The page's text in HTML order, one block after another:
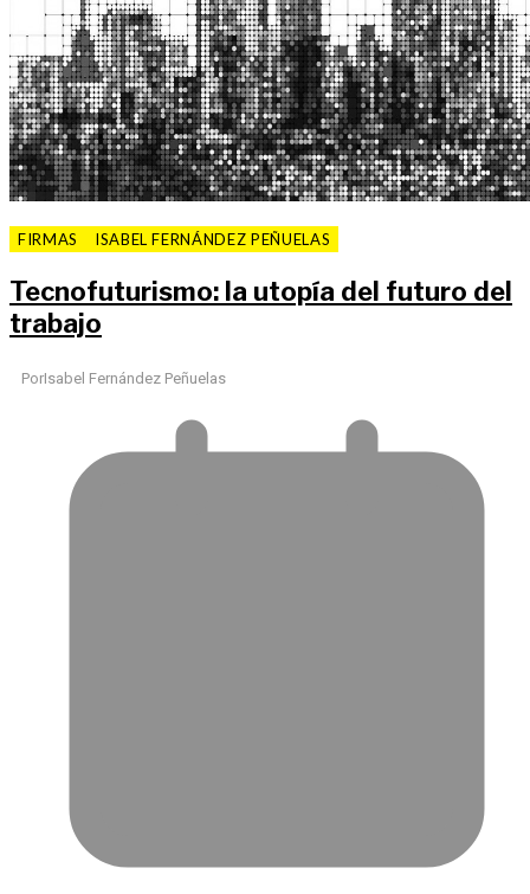
FIRMAS ISABEL FERNÁNDEZ PEÑUELAS
Tecnofuturismo: la utopía del futuro del
trabajo
PorIsabel Fernández Peñuelas